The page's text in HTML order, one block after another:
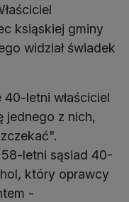
ksiąskiej gminy
widział świadek
letni właściciel
jednego z nich,
58-letni sąsiad 40-
który oprawcy
-